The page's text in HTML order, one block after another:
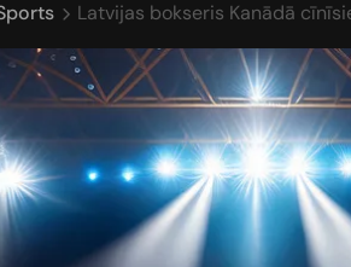
Latvijas bokseris Kanādā